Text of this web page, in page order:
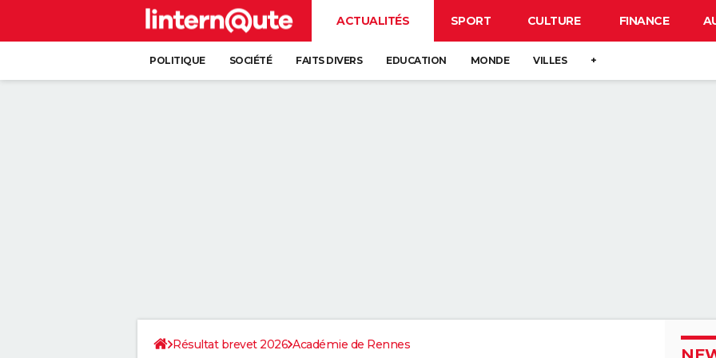
ACTUALITÉS SPORT CULTURE FINANCE
POLITIQUE SOCIÉTÉ FAITS DIVERS EDUCATION MONDE VILLES +
Résultat brevet 2026 Académie de Rennes